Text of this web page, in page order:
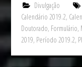
Divulgação
Calendário 2019.2,
Doutorado, Formulário,
2019, Período 2019.2,